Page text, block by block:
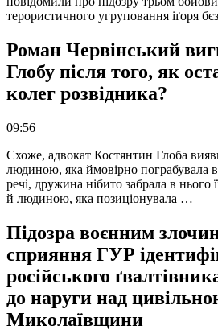
терористичного угруповання іґоря
Роман Червінський
Глобу після того, як
колег розвідника?
09:56
Схоже, адвокат Костянтин Глоба
людиною, яка ймовірно пограбувала
речі, дружина нібито забрала в нього
й людиною, яка позиціонувала …
Підозра воєнним
сприяння ГУР
російського
до наруги над
Миколаївщини